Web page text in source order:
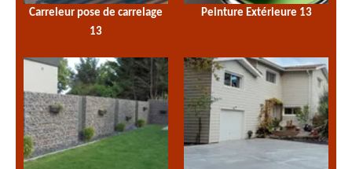
Carreleur pose de carrelage
13
Peinture Extérieure 13